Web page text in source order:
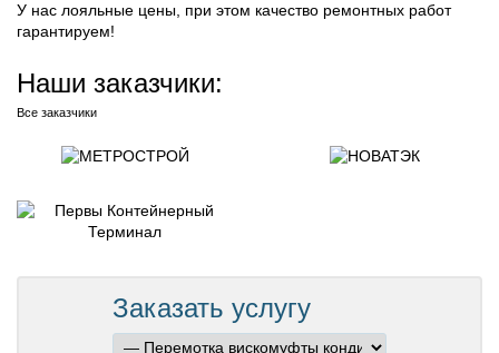
У нас лояльные цены, при этом качество ремонтных работ
гарантируем!
Наши заказчики:
Все заказчики
Заказать услугу